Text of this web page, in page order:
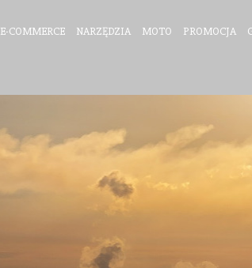
E-COMMERCE NARZĘDZIA MOTO PROMOCJA